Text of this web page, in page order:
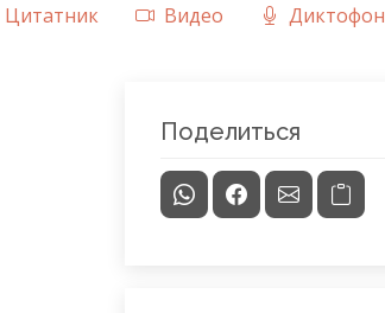
Цитатник Видео Диктофон
Поделиться